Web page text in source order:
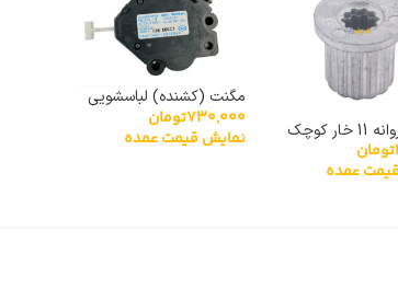
کوچک
تومان
عمده
مگنت (کشنده) لباسشویی
پاناسونیک HM-25V
730,000تومان
نمایش قیمت عمده